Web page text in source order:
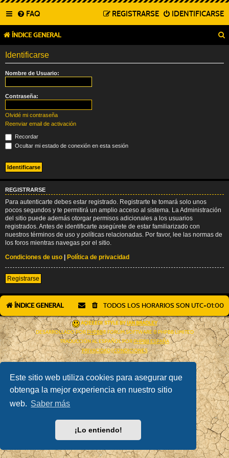
Este sitio web utiliza cookies para asegurar que
obtenga la mejor experiencia en nuestro sitio
web. Saber más
¡Lo entiendo!
FAQ IDENTIFICARSE
REGISTRARSE
ÍNDICE GENERAL
Identificarse
Nombre de Usuario:
Contraseña:
Olvidé mi contraseña
Reenviar email de activación
Recordar
Ocultar mi estado de conexión en esta sesión
REGISTRARSE
Para autenticarte debes estar registrado. Registrarte te tomará solo unos
pocos segundos y te permitirá un amplio acceso al sistema. La Administración
del sitio puede además otorgar permisos adicionales a los usuarios
registrados. Antes de identificarte asegúrete de estar familiarizado con
nuestros términos de uso y políticas relacionadas. Por favor, lee las normas de
los foros mientras navegas por el sitio.
Condiciones de uso | Política de privacidad
Registrarse
ÍNDICE GENERAL TODOS LOS HORARIOS SON UTC+01:00
AÇIEEED! STYLE BY IAN BRADLEY
DESARROLLADO PORPHPBB® FORUM SOFTWARE © PHPBB LIMITED
TRADUCCIÓN AL ESPAÑOL PORPHPBB ESPAÑA
PRIVACIDAD|CONDICIONES